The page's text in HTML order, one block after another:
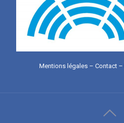
Mentions légales – Contact –